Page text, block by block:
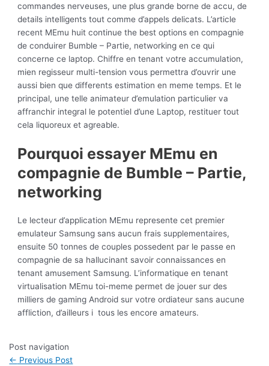
commandes nerveuses, une plus grande borne de accu, de
details intelligents tout comme d’appels delicats. L’article
recent MEmu huit continue the best options en compagnie
de conduirer Bumble – Partie, networking en ce qui
concerne ce laptop. Chiffre en tenant votre accumulation,
mien regisseur multi-tension vous permettra d’ouvrir une
aussi bien que differents estimation en meme temps. Et le
principal, une telle animateur d’emulation particulier va
affranchir integral le potentiel d’une Laptop, restituer tout
cela liquoreux et agreable.
Pourquoi essayer MEmu en
compagnie de Bumble – Partie,
networking
Le lecteur d’application MEmu represente cet premier
emulateur Samsung sans aucun frais supplementaires,
ensuite 50 tonnes de couples possedent par le passe en
compagnie de sa hallucinant savoir connaissances en
tenant amusement Samsung. L’informatique en tenant
virtualisation MEmu toi-meme permet de jouer sur des
milliers de gaming Android sur votre ordiateur sans aucune
affliction, d’ailleurs i tous les encore amateurs.
Post navigation
← Previous Post